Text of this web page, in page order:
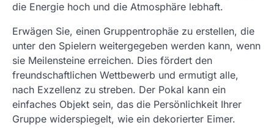
die Energie hoch und die Atmosphäre lebhaft.
Erwägen Sie, einen Gruppentrophäe zu erstellen, die
unter den Spielern weitergegeben werden kann, wenn
sie Meilensteine erreichen. Dies fördert den
freundschaftlichen Wettbewerb und ermutigt alle,
nach Exzellenz zu streben. Der Pokal kann ein
einfaches Objekt sein, das die Persönlichkeit Ihrer
Gruppe widerspiegelt, wie ein dekorierter Eimer.